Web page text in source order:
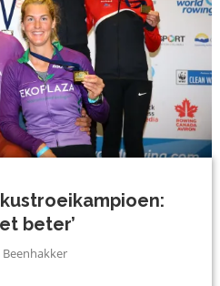
beter’
Beenhakker